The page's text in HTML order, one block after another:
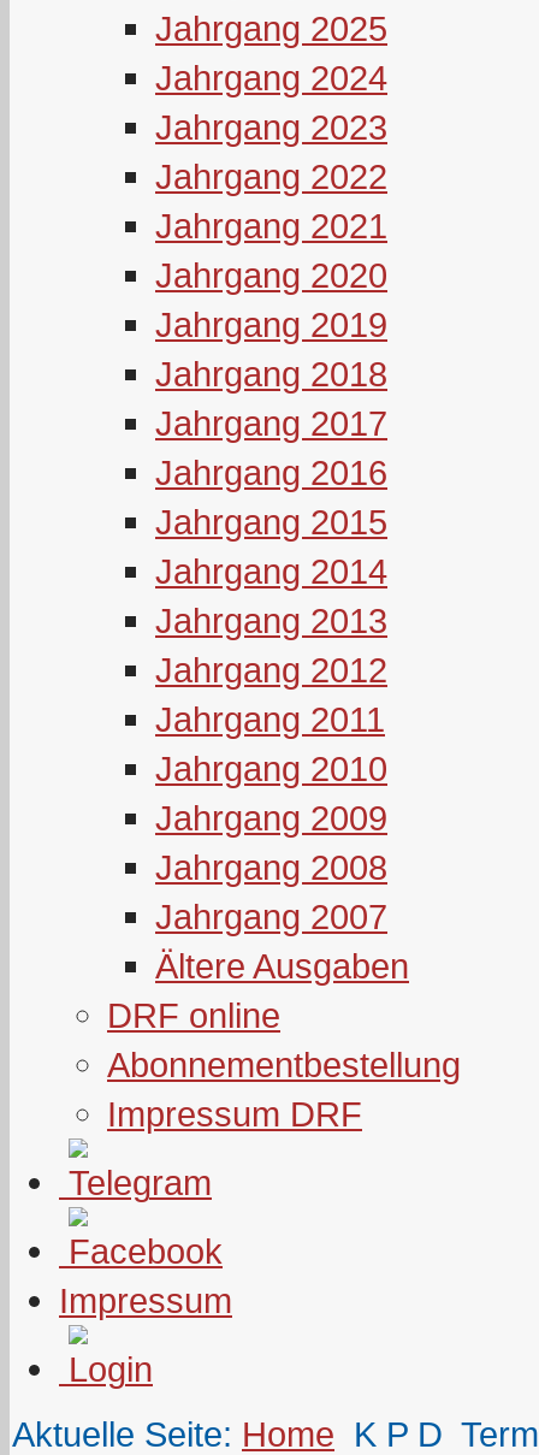
Jahrgang 2025
Jahrgang 2024
Jahrgang 2023
Jahrgang 2022
Jahrgang 2021
Jahrgang 2020
Jahrgang 2019
Jahrgang 2018
Jahrgang 2017
Jahrgang 2016
Jahrgang 2015
Jahrgang 2014
Jahrgang 2013
Jahrgang 2012
Jahrgang 2011
Jahrgang 2010
Jahrgang 2009
Jahrgang 2008
Jahrgang 2007
Ältere Ausgaben
DRF online
Abonnementbestellung
Impressum DRF
Impressum
Aktuelle Seite: Home K P D